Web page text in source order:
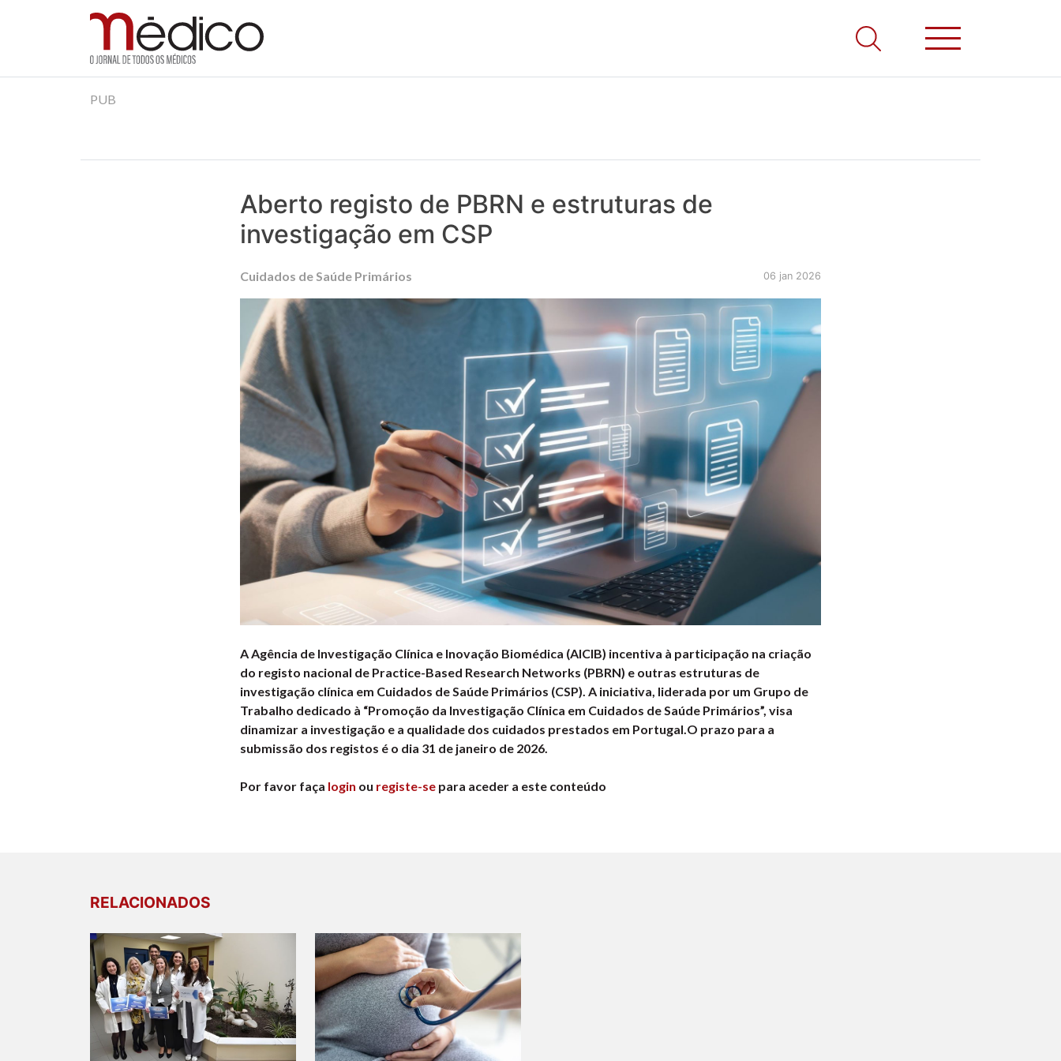
Jornal Médico
Médico – O Jornal de Todos os Médicos. Onde as notícias realmente contam! Tudo o que se passa na Saúde!
PUB
Aberto registo de PBRN e estruturas de
investigação em CSP
Cuidados de Saúde Primários 06 jan 2026
A Agência de Investigação Clínica e Inovação Biomédica (AICIB) incentiva à participação na criação
do registo nacional de Practice-Based Research Networks (PBRN) e outras estruturas de
investigação clínica em Cuidados de Saúde Primários (CSP). A iniciativa, liderada por um Grupo de
Trabalho dedicado à “Promoção da Investigação Clínica em Cuidados de Saúde Primários”, visa
dinamizar a investigação e a qualidade dos cuidados prestados em Portugal.O prazo para a
submissão dos registos é o dia 31 de janeiro de 2026.
Por favor faça login ou registe-se para aceder a este conteúdo
RELACIONADOS